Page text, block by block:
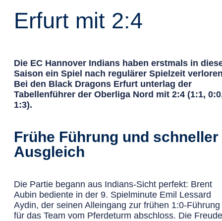
Erfurt mit 2:4
Die EC Hannover Indians haben erstmals in
Saison ein Spiel nach regulärer Spielzeit
Bei den Black Dragons Erfurt unterlag der
Tabellenführer der Oberliga Nord mit 2:4 (1:1,
1:3).
Frühe Führung und schneller
Ausgleich
Die Partie begann aus Indians-Sicht perfekt: Brent
Aubin bediente in der 9. Spielminute Emil Lessard
Aydin, der seinen Alleingang zur frühen 1:0-Führung
für das Team vom Pferdeturm abschloss. Die Freude